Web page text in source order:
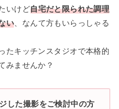
いけど自宅だと限られた調理
い 、なんて方もいらっしゃる
たキッチンスタジオで本格的
みませんか？
した撮影をご検討中の方